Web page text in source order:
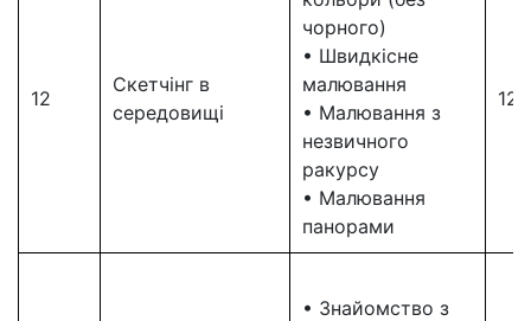
12
Скетчінг в
середовищі
чорного)
• Швидкісне
малювання
• Малювання з
незвичного
ракурсу
• Малювання
панорами
12
• Знайомство з